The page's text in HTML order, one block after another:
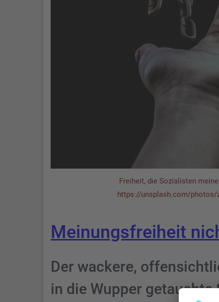
Freiheit, die Sozialisten
https://unsplash.com/photos/
Meinungsfreiheit
Der wackere,
in die Wupper